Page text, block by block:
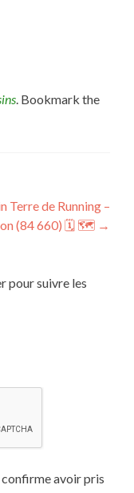
. Bookmark the
Terre de Running –
(84 660) 🗓 🗺 →
pour suivre les
confirme avoir pris